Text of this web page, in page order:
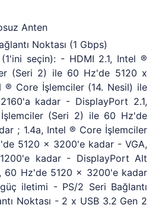
Anten
Noktası (1 Gbps)
seçin): - HDMI 2.1, Intel ®
(Seri 2) ile 60 Hz'de 5120 x
Core İşlemciler (14. Nesil) ile
kadar - DisplayPort 2.1,
(Seri 2) ile 60 Hz'de
; 1.4a, Intel ® Core İşlemciler
5120 x 3200'e kadar - VGA,
kadar - DisplayPort Alt
60 Hz'de 5120 x 3200'e kadar
iletimi - PS/2 Seri Bağlantı
Noktası - 2 x USB 3.2 Gen 2